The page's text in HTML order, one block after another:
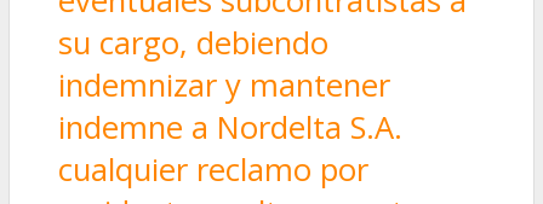
su cargo, debiendo
indemnizar y mantener
indemne a Nordelta S.A.
cualquier reclamo por